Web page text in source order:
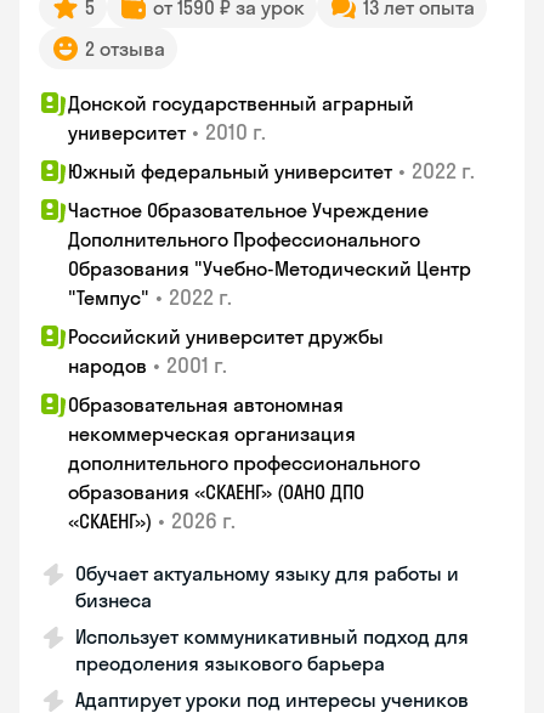
5 от 1590 ₽ за урок
13 лет опыта
2 отзыва
Донской государственный аграрный
университет • 2010 г.
Южный федеральный университет • 2022 г.
Частное Образовательное Учреждение
Дополнительного Профессионального
Образования "Учебно-Методический Центр
"Темпус" • 2022 г.
Российский университет дружбы
народов • 2001 г.
Образовательная автономная
некоммерческая организация
дополнительного профессионального
образования «СКАЕНГ» (ОАНО ДПО
«СКАЕНГ») • 2026 г.
Обучает актуальному языку для работы и
бизнеса
Использует коммуникативный подход для
преодоления языкового барьера
Адаптирует уроки под интересы учеников